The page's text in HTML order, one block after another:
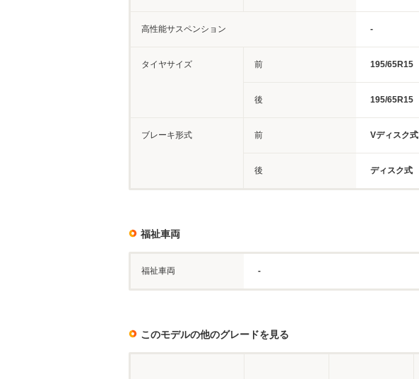
高性能サスペンション -
タイヤサイズ 前 195/65R15
後 195/65R15
ブレーキ形式 前 Vディスク式
後 ディスク式
福祉車両
福祉車両 -
このモデルの他のグレードを見る